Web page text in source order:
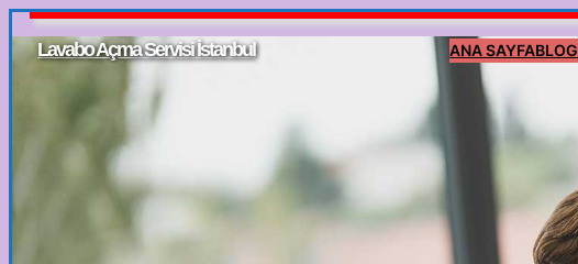
İçeriğe
geçLavabo Açma Servisi İstanbul ANA SAYFABLOG